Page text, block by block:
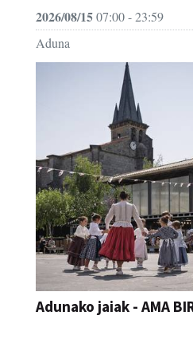
2026/08/1507:00 - 23:59
Aduna
Adunako jaiak - AMA